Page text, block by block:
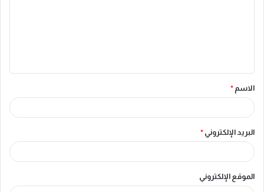
ق
*
الاسم *
البريد الإلكتروني *
الموقع الإلكتروني